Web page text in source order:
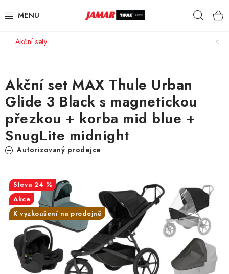
na
STŘEŠNÍ NOSIČE
STŘEŠNÍ BOXY
KOČÁRKY
DĚTSKÉ ZBOŽÍ
AUTOPOTAHY ŠITÉ NA MÍRU
AUTODOPLŇKY
PŮJČOVNA
AKCE
Akční sety
Akční set MAX Thule Urban
Glide 3 Black s magnetickou
přezkou + korba mid blue +
SnugLite midnight
Autorizovaný prodejce
24 %
Akce
K vyzkoušení na prodejně